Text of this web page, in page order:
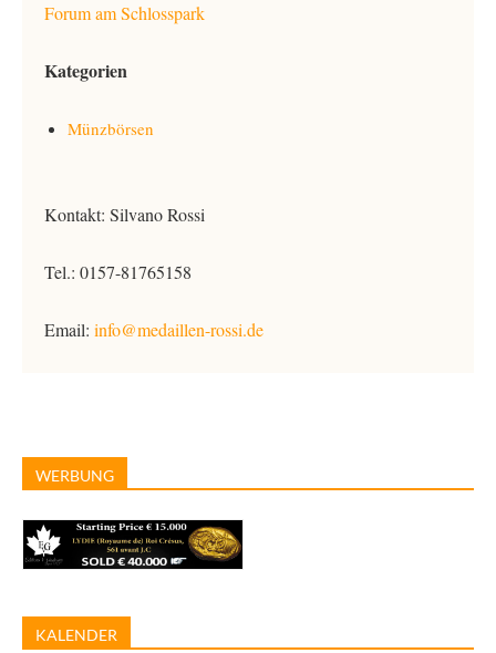
Forum am Schlosspark
Kategorien
Münzbörsen
Kontakt: Silvano Rossi
Tel.: 0157-81765158
Email: info@medaillen-rossi.de
WERBUNG
KALENDER